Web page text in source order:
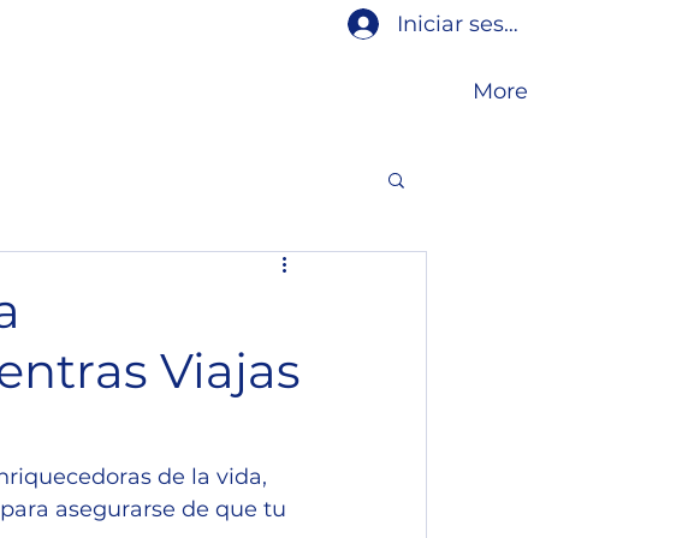
More
Iniciar sesión
Viajas
de la vida,
asegurarse de que tu